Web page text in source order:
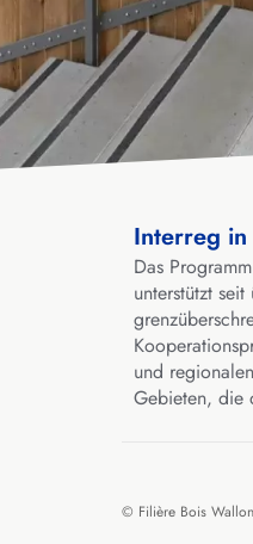
Interreg
Das
unterstützt
und
Gebieten, die
© Filière Bois